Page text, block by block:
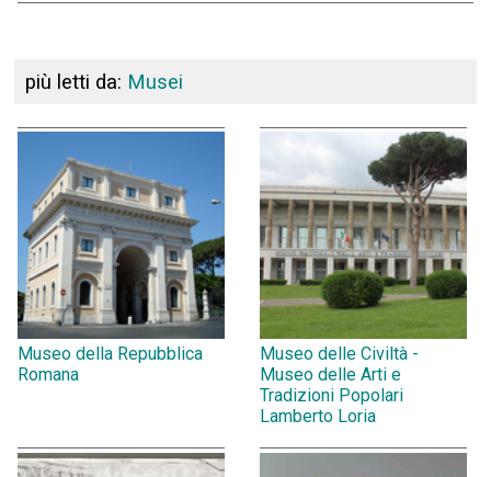
più letti da: Musei
Museo della Repubblica
Romana
Museo delle Civiltà -
Museo delle Arti e
Tradizioni Popolari
Lamberto Loria